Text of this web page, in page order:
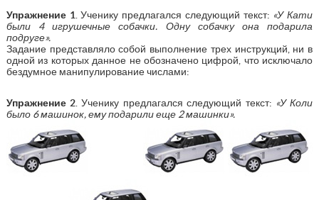
Упражнение 1 . Ученику предлагался следующий текст: «У Кати
были 4 игрушечные собачки. Одну собачку она подарила
подруге».
Задание представляло собой выполнение трех инструкций, ни в
одной из которых данное не обозначено цифрой, что исключало
бездумное манипулирование числами:
Упражнение 2 . Ученику предлагался следующий текст: «У Коли
было 6 машинок, ему подарили еще 2 машинки».